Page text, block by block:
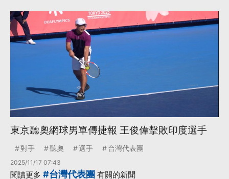
東京聽奧網球男單傳捷報 王俊偉擊敗印度選手
對手 聽奧 選手 台灣代表團
2025/11/17 07:43
閱讀更多 #台灣代表團 有關的新聞